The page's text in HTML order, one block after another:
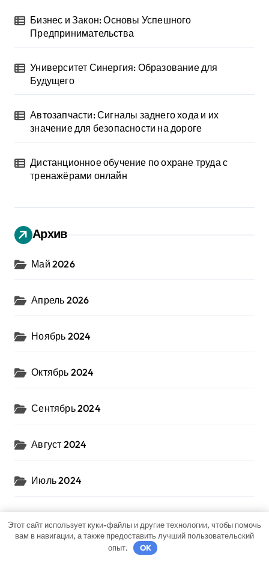
Бизнес и Закон: Основы Успешного
Предпринимательства
Университет Синергия: Образование для
Будущего
Автозапчасти: Сигналы заднего хода и их
значение для безопасности на дороге
Дистанционное обучение по охране труда с
тренажёрами онлайн
Архив
Май 2026
Апрель 2026
Ноябрь 2024
Октябрь 2024
Сентябрь 2024
Август 2024
Июль 2024
Этот сайт использует куки-файлы и другие технологии, чтобы помочь
вам в навигации, а также предоставить лучший пользовательский
опыт.
OK